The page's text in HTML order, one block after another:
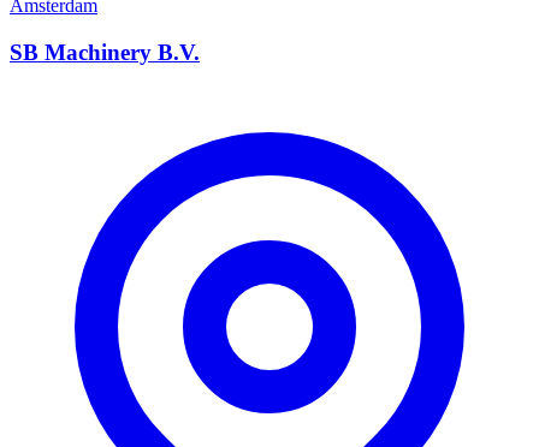
Amsterdam
SB Machinery B.V.